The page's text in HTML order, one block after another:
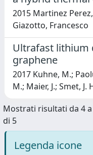
2015 Martinez
Giazotto, Francesco
Ultrafast lithium
graphene
2017 Kuhne, M.;
M.; Maier, J.; Smet, J.
Mostrati risultati da 4
di 5
Legenda icone